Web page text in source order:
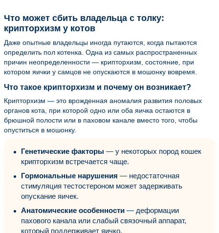
Что может сбить владельца с толку:
крипторхизм у котов
Даже опытные владельцы иногда путаются, когда пытаются
определить пол котенка. Одна из самых распространенных
причин неопределенности — крипторхизм, состояние, при
котором яички у самцов не опускаются в мошонку вовремя.
Что такое крипторхизм и почему он возникает?
Крипторхизм — это врожденная аномалия развития половых
органов кота, при которой одно или оба яичка остаются в
брюшной полости или в паховом канале вместо того, чтобы
опуститься в мошонку.
Генетические факторы — у некоторых пород кошек
крипторхизм встречается чаще.
Гормональные нарушения — недостаточная
стимуляция тестостероном может задерживать
опускание яичек.
Анатомические особенности — деформации
пахового канала или слабый связочный аппарат,
который поддерживает яичко.